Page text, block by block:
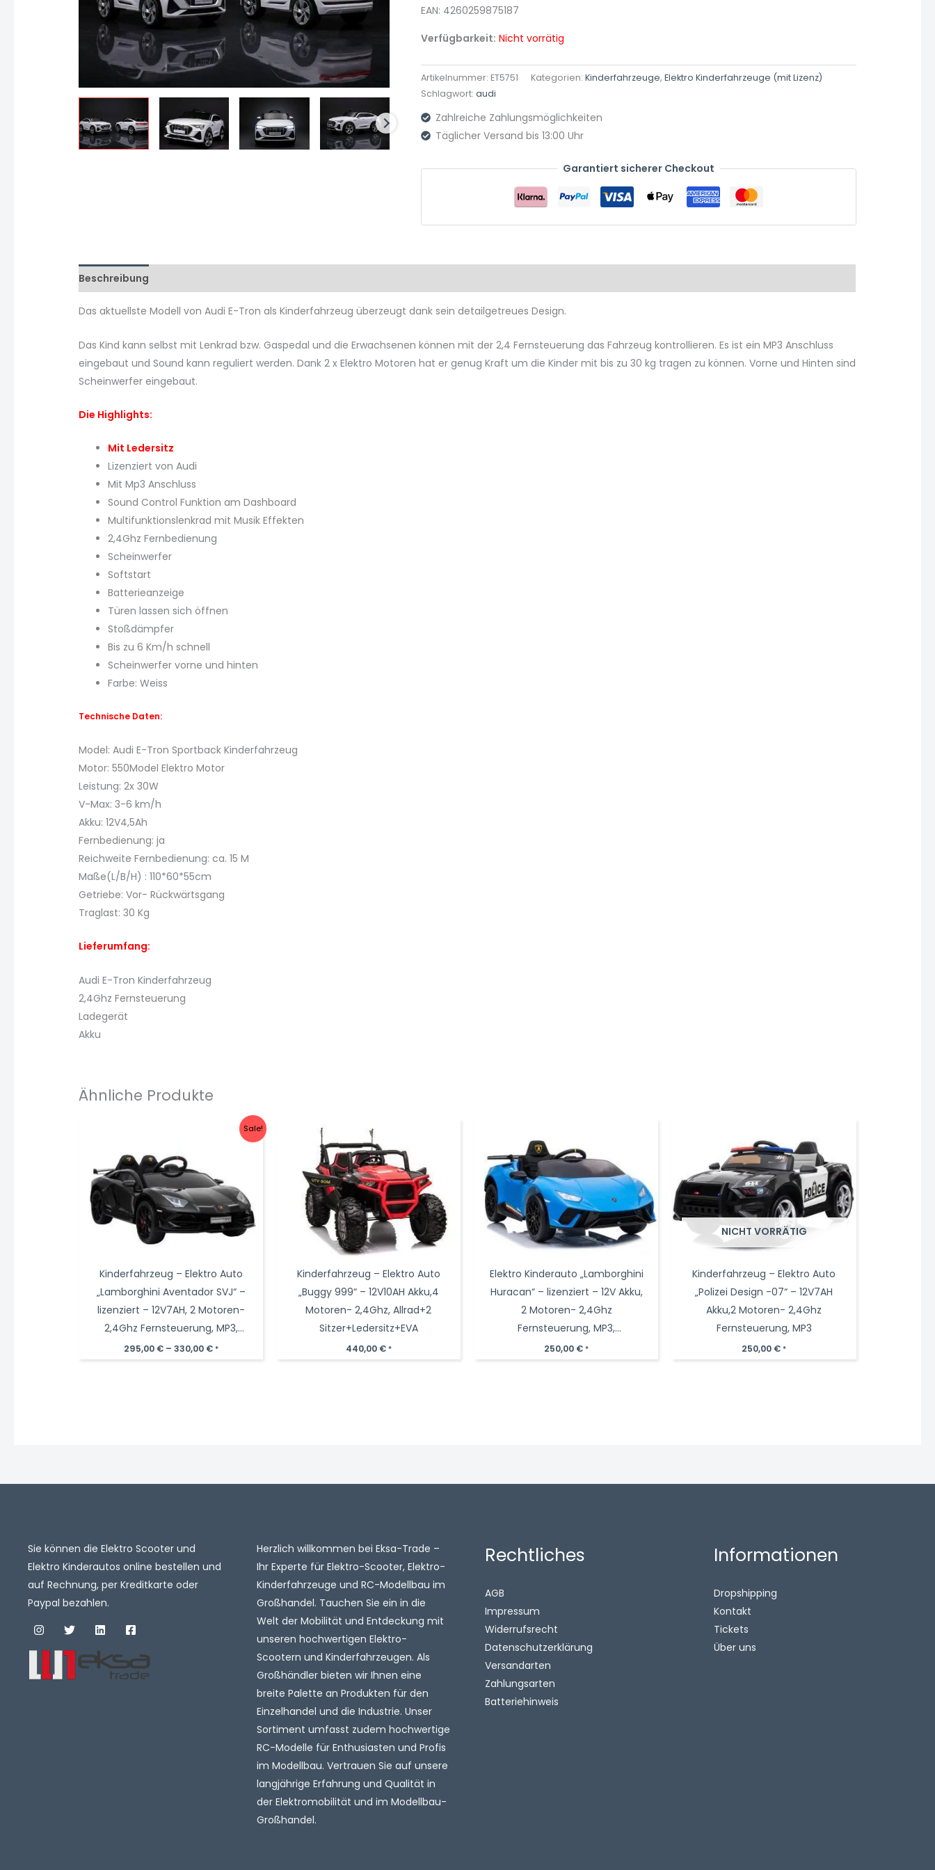
EAN: 4260259875187
Verfügbarkeit: Nicht vorrätig
Artikelnummer: ET5751 Kategorien: Kinderfahrzeuge, Elektro Kinderfahrzeuge (mit Lizenz)
Schlagwort: audi
Zahlreiche Zahlungsmöglichkeiten
Täglicher Versand bis 13:00 Uhr
Garantiert sicherer Checkout
Beschreibung
Das aktuellste Modell von Audi E-Tron als Kinderfahrzeug überzeugt dank sein detailgetreues Design.
Das Kind kann selbst mit Lenkrad bzw. Gaspedal und die Erwachsenen können mit der 2,4 Fernsteuerung das Fahrzeug kontrollieren. Es ist ein MP3 Anschluss
eingebaut und Sound kann reguliert werden. Dank 2 x Elektro Motoren hat er genug Kraft um die Kinder mit bis zu 30 kg tragen zu können. Vorne und Hinten sind
Scheinwerfer eingebaut.
Die Highlights:
Mit Ledersitz
Lizenziert von Audi
Mit Mp3 Anschluss
Sound Control Funktion am Dashboard
Multifunktionslenkrad mit Musik Effekten
2,4Ghz Fernbedienung
Scheinwerfer
Softstart
Batterieanzeige
Türen lassen sich öffnen
Stoßdämpfer
Bis zu 6 Km/h schnell
Scheinwerfer vorne und hinten
Farbe: Weiss
Technische Daten:
Model: Audi E-Tron Sportback Kinderfahrzeug
Motor: 550Model Elektro Motor
Leistung: 2x 30W
V-Max: 3-6 km/h
Akku: 12V4,5Ah
Fernbedienung: ja
Reichweite Fernbedienung: ca. 15 M
Maße(L/B/H) : 110*60*55cm
Getriebe: Vor- Rückwärtsgang
Traglast: 30 Kg
Lieferumfang:
Audi E-Tron Kinderfahrzeug
2,4Ghz Fernsteuerung
Ladegerät
Akku
Ähnliche Produkte
Sale!
Kinderfahrzeug – Elektro Auto
„Lamborghini Aventador SVJ“ –
lizenziert – 12V7AH, 2 Motoren-
2,4Ghz Fernsteuerung, MP3,
Ledersitz+EVA
295,00 €– 330,00 € *
Kinderfahrzeug – Elektro Auto
„Buggy 999“ – 12V10AH Akku,4
Motoren- 2,4Ghz, Allrad+2
Sitzer+Ledersitz+EVA
440,00 € *
Elektro Kinderauto „Lamborghini
Huracan“ – lizenziert – 12V Akku,
2 Motoren- 2,4Ghz
Fernsteuerung, MP3,
Ledersitz+EVA
250,00 € *
NICHT VORRÄTIG
Kinderfahrzeug – Elektro Auto
„Polizei Design -07“ – 12V7AH
Akku,2 Motoren- 2,4Ghz
Fernsteuerung, MP3
250,00 € *
Sie können die Elektro Scooter und
Elektro Kinderautos online bestellen und
auf Rechnung, per Kreditkarte oder
Paypal bezahlen.
Herzlich willkommen bei Eksa-Trade –
Ihr Experte für Elektro-Scooter, Elektro-
Kinderfahrzeuge und RC-Modellbau im
Großhandel. Tauchen Sie ein in die
Welt der Mobilität und Entdeckung mit
unseren hochwertigen Elektro-
Scootern und Kinderfahrzeugen. Als
Großhändler bieten wir Ihnen eine
breite Palette an Produkten für den
Einzelhandel und die Industrie. Unser
Sortiment umfasst zudem hochwertige
RC-Modelle für Enthusiasten und Profis
im Modellbau. Vertrauen Sie auf unsere
langjährige Erfahrung und Qualität in
der Elektromobilität und im Modellbau-
Großhandel.
Rechtliches
AGB
Impressum
Widerrufsrecht
Datenschutzerklärung
Versandarten
Zahlungsarten
Batteriehinweis
Informationen
Dropshipping
Kontakt
Tickets
Über uns